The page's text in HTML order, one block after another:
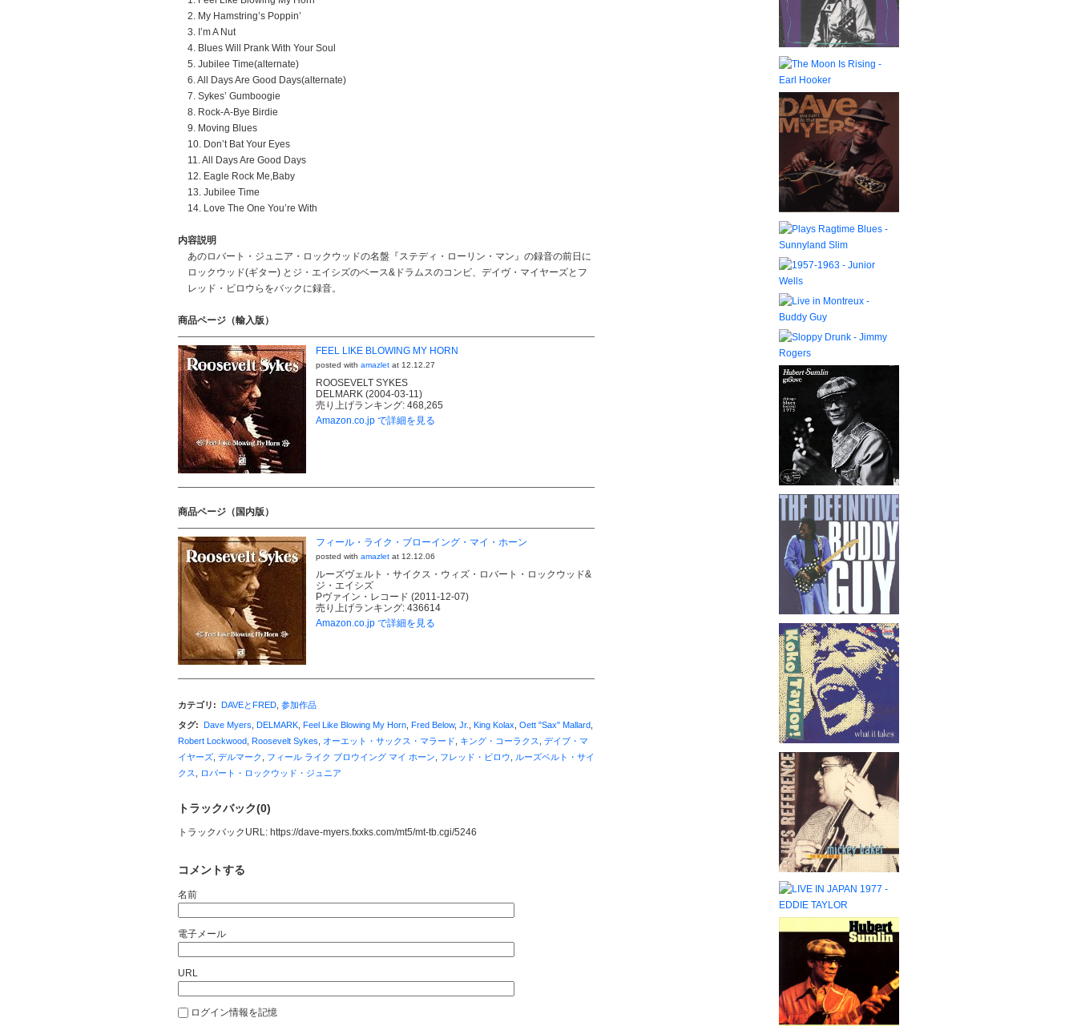
2. My Hamstring’s Poppin’
3. I’m A Nut
4. Blues Will Prank With Your Soul
5. Jubilee Time(alternate)
6. All Days Are Good Days(alternate)
7. Sykes’ Gumboogie
8. Rock-A-Bye Birdie
9. Moving Blues
10. Don’t Bat Your Eyes
11. All Days Are Good Days
12. Eagle Rock Me,Baby
13. Jubilee Time
14. Love The One You’re With
内容説明
あのロバート・ジュニア・ロックウッドの名盤『ステディ・ローリン・マン』の録音の前日に
ロックウッド(ギター) とジ・エイシズのベース&ドラムスのコンビ、デイヴ・マイヤーズとフ
レッド・ビロウらをバックに録音。
商品ページ（輸入版）
FEEL LIKE BLOWING MY HORN
posted with amazlet at 12.12.27
ROOSEVELT SYKES
DELMARK (2004-03-11)
売り上げランキング: 468,265
Amazon.co.jp で詳細を見る
商品ページ（国内版）
フィール・ライク・ブローイング・マイ・ホーン
posted with amazlet at 12.12.06
ルーズヴェルト・サイクス・ウィズ・ロバート・ロックウッド&
ジ・エイシズ
Pヴァイン・レコード (2011-12-07)
売り上げランキング: 436614
Amazon.co.jp で詳細を見る
カテゴリ : DAVEとFRED, 参加作品
タグ: Dave Myers DELMARK, Feel Like Blowing My Horn, Fred Below, Jr. King Kolax Oett "Sax" Mallard
Robert Lockwood
Roosevelt Sykes オーエット・サックス・マラード キング・コーラクス
デイブ・マ
イヤーズ デルマーク フィール ライク ブロウイング マイ ホーン フレッド・ビロウ
ルーズベルト・サイ
クス
ロバート・ロックウッド・ジュニア
トラックバック(0)
トラックバックURL: https://dave-myers.fxxks.com/mt5/mt-tb.cgi/5246
コメントする
名前
電子メール
URL
ログイン情報を記憶